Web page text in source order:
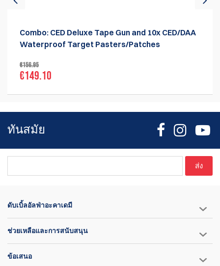
Combo: CED Deluxe Tape Gun and 10x CED/DAA
Waterproof Target Pasters/Patches
€156.95
€149.10
ทันสมัย
ส่ง
ดับเบิ้ลอัลฟ่าอะคาเดมี
ช่วยเหลือและการสนับสนุน
ข้อเสนอ